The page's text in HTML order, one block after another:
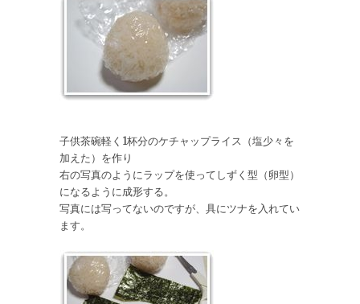
子供茶碗軽く1杯分のケチャップライス（塩少々を
加えた）を作り
右の写真のようにラップを使ってしずく型（卵型）
になるように成形する。
写真には写ってないのですが、具にツナを入れてい
ます。